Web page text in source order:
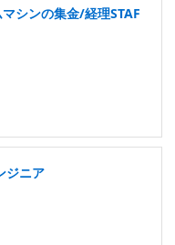
シンの集金/経理STAF
ジニア